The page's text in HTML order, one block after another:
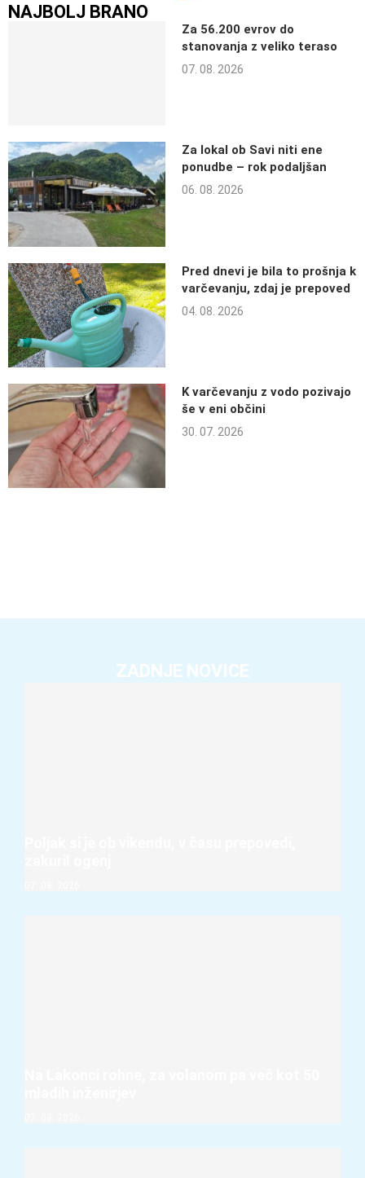
NAJBOLJ BRANO
Za 56.200 evrov do
stanovanja z veliko teraso
07. 08. 2026
Za lokal ob Savi niti ene
ponudbe – rok podaljšan
06. 08. 2026
Pred dnevi je bila to prošnja k
varčevanju, zdaj je prepoved
04. 08. 2026
K varčevanju z vodo pozivajo
še v eni občini
30. 07. 2026
ZADNJE NOVICE